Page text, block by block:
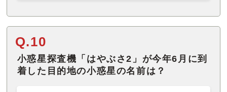
Q.10
小惑星探査機「はやぶさ2」が今年6月に到
着した目的地の小惑星の名前は？